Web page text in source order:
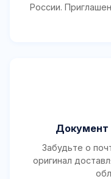
России.
Документ
Забудьте о
оригинал